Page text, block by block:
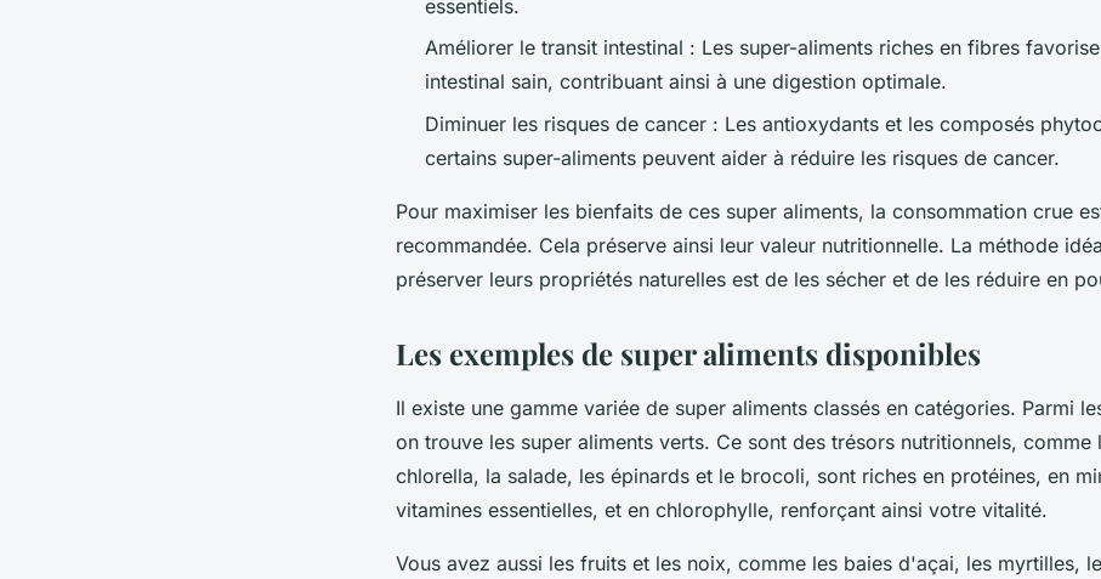
essentiels.
Améliorer le transit intestinal : Les super-aliments riches en fibres
intestinal sain, contribuant ainsi à une digestion optimale.
Diminuer les risques de cancer : Les antioxydants et les composés
certains super-aliments peuvent aider à réduire les risques de cancer.
Pour maximiser les bienfaits de ces super aliments, la consommation crue
recommandée. Cela préserve ainsi leur valeur nutritionnelle. La méthode
préserver leurs propriétés naturelles est de les sécher et de les réduire en
Les exemples de super aliments disponibles
Il existe une gamme variée de super aliments classés en catégories. Parmi
on trouve les super aliments verts. Ce sont des trésors nutritionnels, comme
chlorella, la salade, les épinards et le brocoli, sont riches en protéines, en
vitamines essentielles, et en chlorophylle, renforçant ainsi votre vitalité.
Vous avez aussi les fruits et les noix, comme les baies d'açai, les myrtilles,